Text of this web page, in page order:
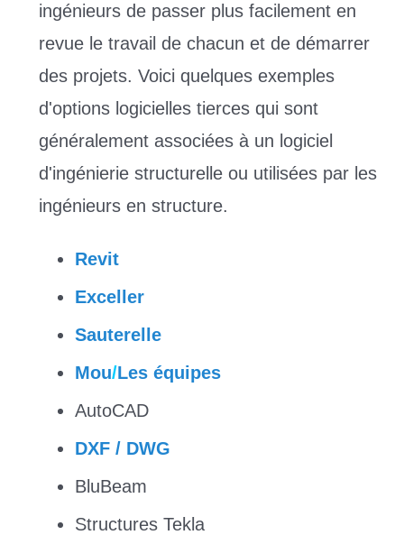
ingénieurs de passer plus facilement en
revue le travail de chacun et de démarrer
des projets. Voici quelques exemples
d'options logicielles tierces qui sont
généralement associées à un logiciel
d'ingénierie structurelle ou utilisées par les
ingénieurs en structure.
Revit
Exceller
Sauterelle
Mou/Les équipes
AutoCAD
DXF / DWG
BluBeam
Structures Tekla